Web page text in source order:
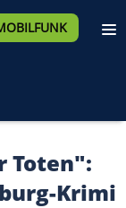
Toten":
Krimi